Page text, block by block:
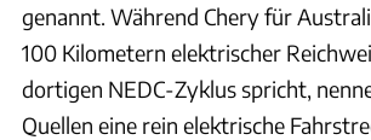
genannt. Während Chery für
100 Kilometern elektrischer
dortigen NEDC-Zyklus spricht,
Quellen eine rein elektrische